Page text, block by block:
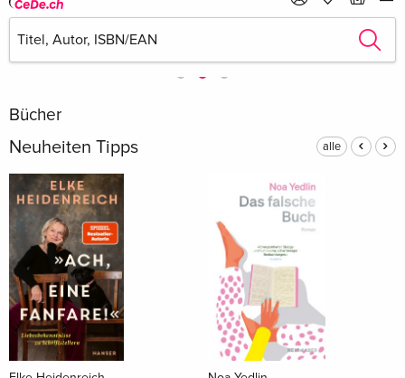
Bücher
Neuheiten Tipps alle